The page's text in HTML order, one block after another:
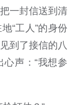
一封信送到清
“工人”的身份
到了接信的八
声：“我想参